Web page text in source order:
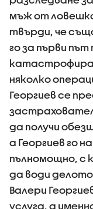
мъж от
твърди, че
го за първи
няколко
Георгиев се
да получи
а Георгиев го
пълномощно, с
да води
Валери
услуга, а